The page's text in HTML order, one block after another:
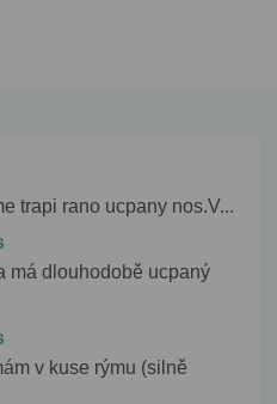
trapi rano ucpany nos.V...
má dlouhodobě ucpaný
v kuse rýmu (silně